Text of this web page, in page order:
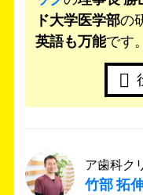
ド大学医学部の
英語も万能です。
ア歯科ク
竹部 拓